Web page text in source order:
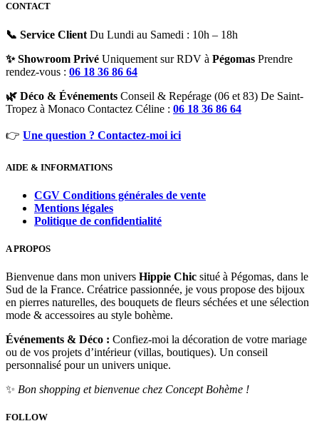
CONTACT
📞 Service Client Du Lundi au Samedi : 10h – 18h
✨ Showroom Privé Uniquement sur RDV à Pégomas Prendre
rendez-vous : 06 18 36 86 64
🌿 Déco & Événements Conseil & Repérage (06 et 83) De Saint-
Tropez à Monaco Contactez Céline : 06 18 36 86 64
👉 Une question ? Contactez-moi ici
AIDE & INFORMATIONS
CGV Conditions générales de vente
Mentions légales
Politique de confidentialité
A PROPOS
Bienvenue dans mon univers Hippie Chic situé à Pégomas, dans le
Sud de la France. Créatrice passionnée, je vous propose des bijoux
en pierres naturelles, des bouquets de fleurs séchées et une sélection
mode & accessoires au style bohème.
Événements & Déco : Confiez-moi la décoration de votre mariage
ou de vos projets d’intérieur (villas, boutiques). Un conseil
personnalisé pour un univers unique.
✨ Bon shopping et bienvenue chez Concept Bohème !
FOLLOW